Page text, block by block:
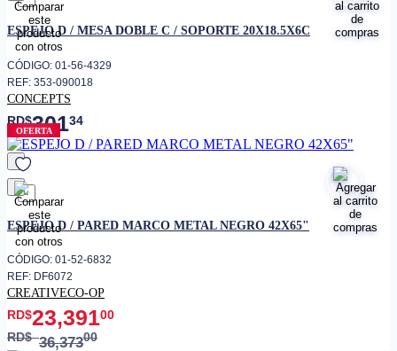
favorito
ESPEJO D / MESA DOBLE C / SOPORTE 20X18.5X6C
CÓDIGO: 01-56-4329
REF: 353-090018
CONCEPTS
RD$30134
OFERTA
favorito
ESPEJO D / PARED MARCO METAL NEGRO 42X65"
CÓDIGO: 01-52-6832
REF: DF6072
CREATIVECO-OP
RD$23,39100
RD$36,37300